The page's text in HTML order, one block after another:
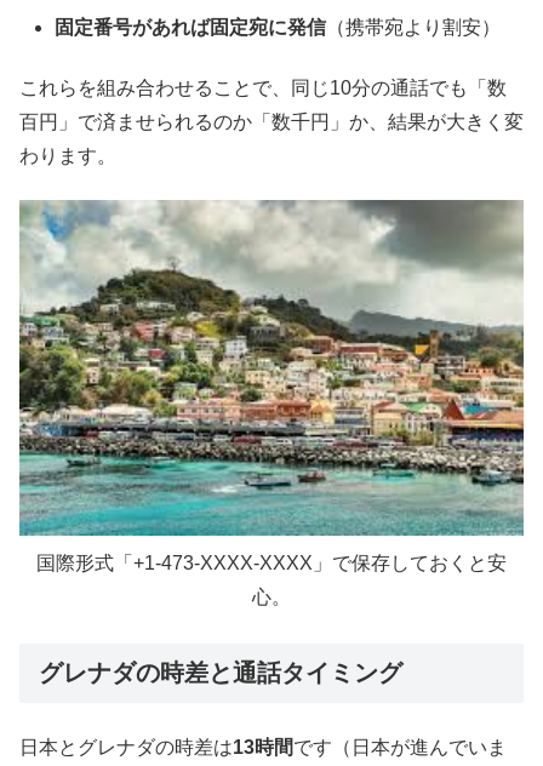
固定番号があれば固定宛に発信（携帯宛より割安）
これらを組み合わせることで、同じ10分の通話でも「数
百円」で済ませられるのか「数千円」か、結果が大きく変
わります。
国際形式「+1-473-XXXX-XXXX」で保存しておくと安
心。
グレナダの時差と通話タイミング
日本とグレナダの時差は13時間です（日本が進んでいま